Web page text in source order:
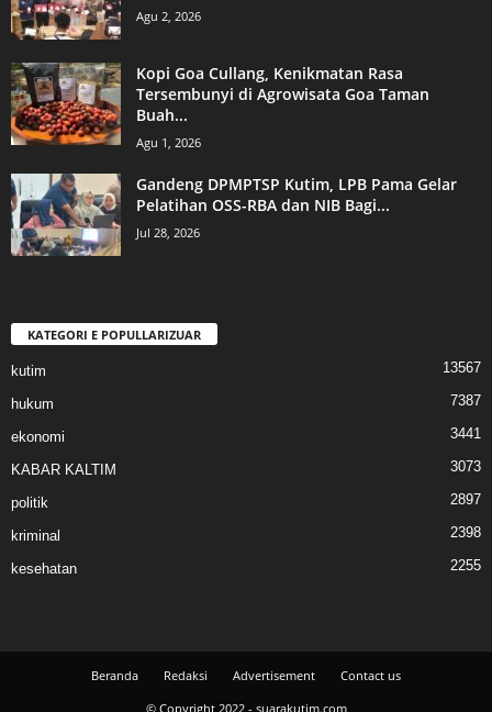
Agu 2, 2026
Kopi Goa Cullang, Kenikmatan Rasa
Tersembunyi di Agrowisata Goa Taman
Buah...
Agu 1, 2026
Gandeng DPMPTSP Kutim, LPB Pama Gelar
Pelatihan OSS-RBA dan NIB Bagi...
Jul 28, 2026
KATEGORI E POPULLARIZUAR
kutim 13567
hukum 7387
ekonomi 3441
KABAR KALTIM 3073
politik 2897
kriminal 2398
kesehatan 2255
Beranda Redaksi Advertisement
Contact us
© Copyright 2022 - suarakutim.com